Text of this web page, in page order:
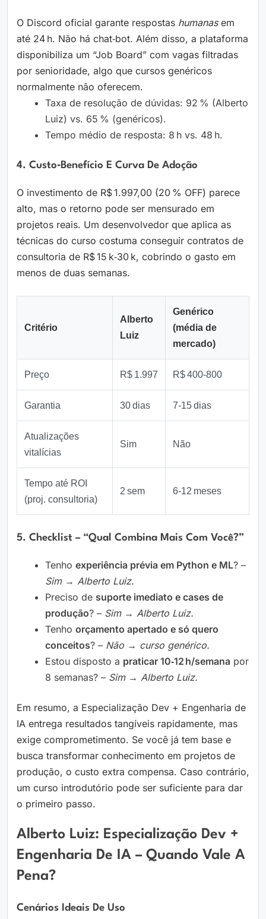
O Discord oficial garante respostas humanasem
até 24 h. Não há chat‑bot. Além disso, a plataforma
disponibiliza um “Job Board” com vagas filtradas
por senioridade, algo que cursos genéricos
normalmente não oferecem.
Taxa de resolução de dúvidas: 92 % (Alberto
Luiz) vs. 65 % (genéricos).
Tempo médio de resposta: 8 h vs. 48 h.
4. Custo‑benefício E Curva De Adoção
O investimento de R$ 1.997,00 (20 % OFF) parece
alto, mas o retorno pode ser mensurado em
projetos reais. Um desenvolvedor que aplica as
técnicas do curso costuma conseguir contratos de
consultoria de R$ 15 k‑30 k, cobrindo o gasto em
menos de duas semanas.
Critério
Alberto
Luiz
Genérico
(média de
mercado)
Preço R$ 1.997 R$ 400‑800
Garantia 30 dias 7‑15 dias
Atualizações
vitalícias
Sim Não
Tempo até ROI
(proj. consultoria)
2 sem 6‑12 meses
5. Checklist – “Qual Combina Mais Com Você?”
Tenho experiência prévia em Python e ML? –
Sim → Alberto Luiz.
Preciso de suporte imediato e cases de
produção? – Sim → Alberto Luiz.
Tenho orçamento apertado e só quero
conceitos? – Não → curso genérico.
Estou disposto a praticar 10‑12 h/semana por
8 semanas? – Sim → Alberto Luiz.
Em resumo, a Especialização Dev + Engenharia de
IA entrega resultados tangíveis rapidamente, mas
exige comprometimento. Se você já tem base e
busca transformar conhecimento em projetos de
produção, o custo extra compensa. Caso contrário,
um curso introdutório pode ser suficiente para dar
o primeiro passo.
Alberto Luiz: Especialização Dev +
Engenharia De IA – Quando Vale A
Pena?
Cenários Ideais De Uso